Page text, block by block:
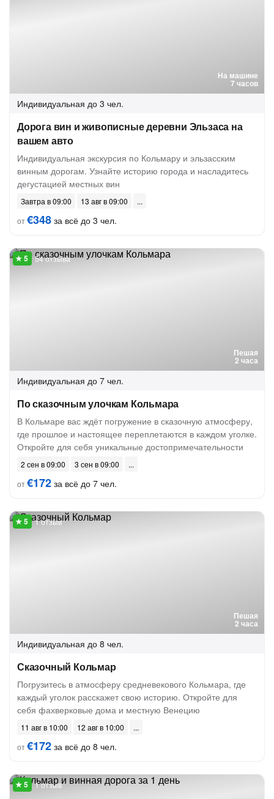
На машине
7 часов
Индивидуальная до 3 чел.
Дорога вин и живописные деревни Эльзаса на
вашем авто
Индивидуальная экскурсия по Кольмару и эльзасским
винным дорогам. Узнайте историю города и насладитесь
дегустацией местных вин
Завтра в 09:00
13 авг в 09:00
от€348 за всё до 3 чел.
Пешая
2 часа
54 отзыва
Индивидуальная до 7 чел.
По сказочным улочкам Кольмара
В Кольмаре вас ждёт погружение в сказочную атмосферу,
где прошлое и настоящее переплетаются в каждом уголке.
Откройте для себя уникальные достопримечательности
2 сен в 09:00
3 сен в 09:00
от€172 за всё до 7 чел.
Пешая
2 часа
1 отзыв
Индивидуальная до 8 чел.
Сказочный Кольмар
Погрузитесь в атмосферу средневекового Кольмара, где
каждый уголок расскажет свою историю. Откройте для
себя фахверковые дома и местную Венецию
11 авг в 10:00
12 авг в 10:00
от€172 за всё до 8 чел.
1 отзыв